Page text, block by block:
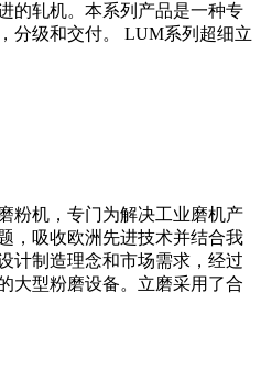
的轧机。本系列产品是一种专
分级和交付。 LUM系列超细立
粉机，专门为解决工业磨机产
，吸收欧洲先进技术并结合我
计制造理念和市场需求，经过
大型粉磨设备。立磨采用了合